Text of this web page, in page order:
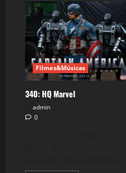
O
Espetacular
Homem-
Aranha
Filmes&Músicas
340: HQ Marvel
admin
0